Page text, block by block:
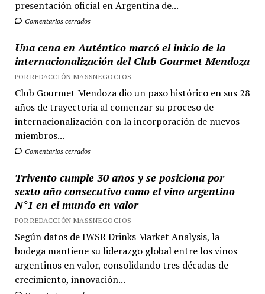
presentación oficial en Argentina de...
Comentarios cerrados
Una cena en Auténtico marcó el inicio de la
internacionalización del Club Gourmet Mendoza
POR REDACCIÓN MASSNEGOCIOS
Club Gourmet Mendoza dio un paso histórico en sus 28
años de trayectoria al comenzar su proceso de
internacionalización con la incorporación de nuevos
miembros...
Comentarios cerrados
Trivento cumple 30 años y se posiciona por
sexto año consecutivo como el vino argentino
N°1 en el mundo en valor
POR REDACCIÓN MASSNEGOCIOS
Según datos de IWSR Drinks Market Analysis, la
bodega mantiene su liderazgo global entre los vinos
argentinos en valor, consolidando tres décadas de
crecimiento, innovación...